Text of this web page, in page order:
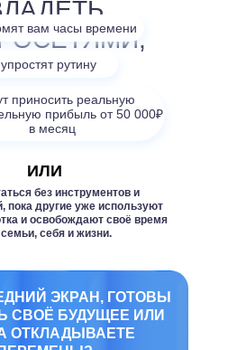
вам часы времени
приносить реальную
прибыль от 50 000₽
в месяц
упростят рутину
ИЛИ
без инструментов и
пока другие уже используют
и освобождают своё время
себя и жизни.
ЭКРАН, ГОТОВЫ
СВОЁ БУДУЩЕЕ ИЛИ
ОТКЛАДЫВАЕТЕ